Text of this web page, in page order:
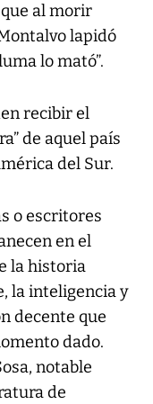
al morir
lapidó
lo mató”.
recibir el
de aquel país
del Sur.
o escritores
en el
la historia
la inteligencia y
decente que
dado.
notable
de